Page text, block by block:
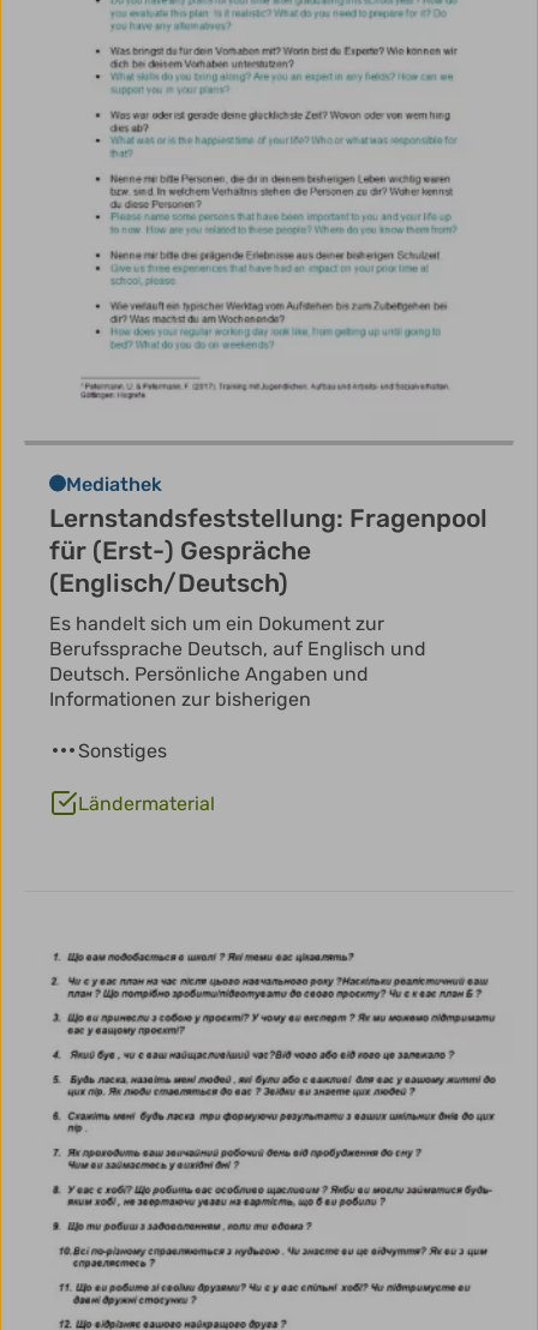
Mediathek
Lernstandsfeststellung: Fragenpool
für (Erst-) Gespräche
(Englisch/Deutsch)
Es handelt sich um ein Dokument zur
Berufssprache Deutsch, auf Englisch und
Deutsch. Persönliche Angaben und
Informationen zur bisherigen
Sonstiges
Ländermaterial